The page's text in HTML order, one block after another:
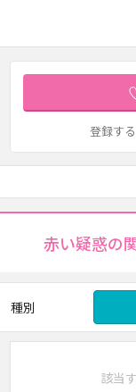
登録す
赤い疑惑の
種別
該当